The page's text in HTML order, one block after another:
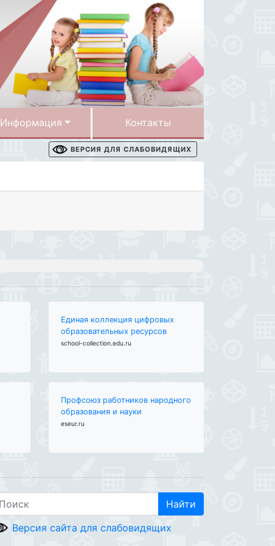
Информация Контакты
ВЕРСИЯ ДЛЯ СЛАБОВИДЯЩИХ
Единая коллекция цифровых
образовательных ресурсов
school-collection.edu.ru
Профсоюз работников народного
образования и науки
eseur.ru
Найти
Версия сайта для слабовидящих